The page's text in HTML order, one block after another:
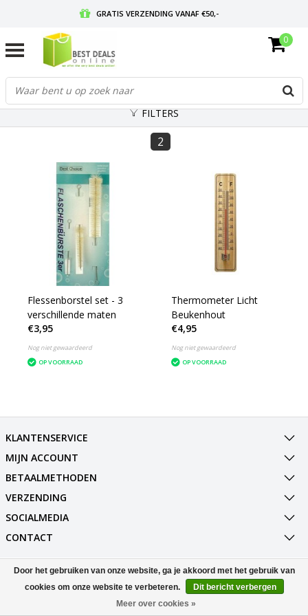
GRATIS VERZENDING VANAF €50,-
GRATIS RETOURNEREN EN 30 DAGEN BEDENKTIJD
0
FILTERS
2
Flessenborstel set - 3
verschillende maten
€3,95
Nog niet gewaardeerd
OP VOORRAAD
Thermometer Licht
Beukenhout
€4,95
Nog niet gewaardeerd
OP VOORRAAD
KLANTENSERVICE
MIJN ACCOUNT
BETAALMETHODEN
VERZENDING
SOCIALMEDIA
CONTACT
© Copyright 2026 Best Deals Online BV Powered byLightspeed
All rights reserved byInStijl Media
Door het gebruiken van onze website, ga je akkoord met het gebruik van
cookies om onze website te verbeteren.
Dit bericht verbergen
Meer over cookies »